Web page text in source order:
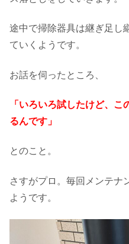
途中で掃除器具は継ぎ足し
ていくようです。
お話を伺ったところ、
「いろいろ試したけど、
るんです」
とのこと。
さすがプロ。毎回メンテナ
ようです。